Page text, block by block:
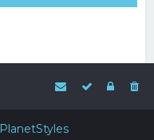
PlanetStyles